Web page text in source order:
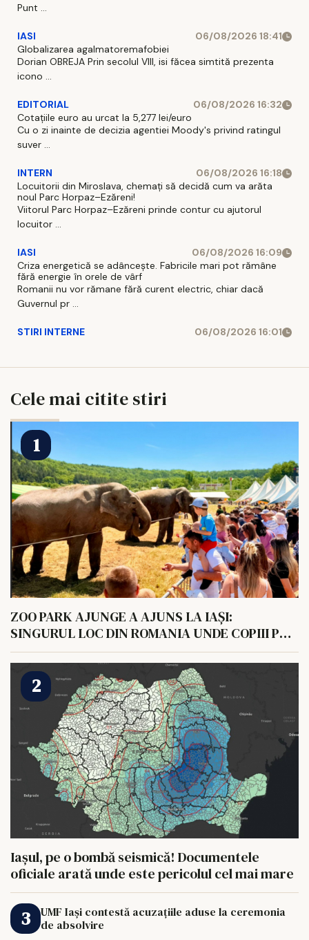
Punt ...
IASI
06/08/2026 18:41
Globalizarea agalmatoremafobiei
Dorian OBREJA Prin secolul VIII, isi făcea simtită prezenta
icono ...
EDITORIAL
06/08/2026 16:32
Cotațiile euro au urcat la 5,277 lei/euro
Cu o zi inainte de decizia agentiei Moody's privind ratingul
suver ...
INTERN
06/08/2026 16:18
Locuitorii din Miroslava, chemați să decidă cum va arăta
noul Parc Horpaz–Ezăreni!
Viitorul Parc Horpaz–Ezăreni prinde contur cu ajutorul
locuitor ...
IASI
06/08/2026 16:09
Criza energetică se adâncește. Fabricile mari pot rămâne
fără energie în orele de vârf
Romanii nu vor rămane fără curent electric, chiar dacă
Guvernul pr ...
STIRI INTERNE 06/08/2026 16:01
Cele mai citite stiri
ZOO PARK AJUNGE A AJUNS LA IAȘI:
SINGURUL LOC DIN ROMANIA UNDE COPIII POT
HRANI UN ELEFANT
Iașul, pe o bombă seismică! Documentele
oficiale arată unde este pericolul cel mai mare
UMF Iași contestă acuzațiile aduse la ceremonia
de absolvire